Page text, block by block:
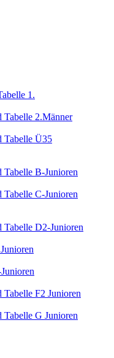
1.
Tabelle 2.Männer
Tabelle Ü35
Tabelle B-Junioren
Tabelle C-Junioren
Tabelle D2-Junioren
Tabelle F2 Junioren
Tabelle G Junioren